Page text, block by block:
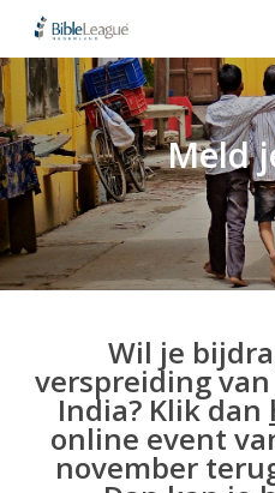
main
content
Hit enter to search or ESC to
Meld
Wil je
verspreiding
India? Klik dan
online event
november